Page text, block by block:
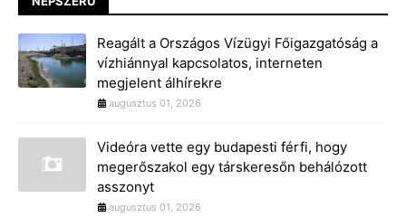
Reagált a Országos Vízügyi Főigazgatóság a
vízhiánnyal kapcsolatos, interneten
megjelent álhírekre
augusztus 01, 2026
Videóra vette egy budapesti férfi, hogy
megerőszakol egy társkeresőn behálózott
asszonyt
augusztus 01, 2026